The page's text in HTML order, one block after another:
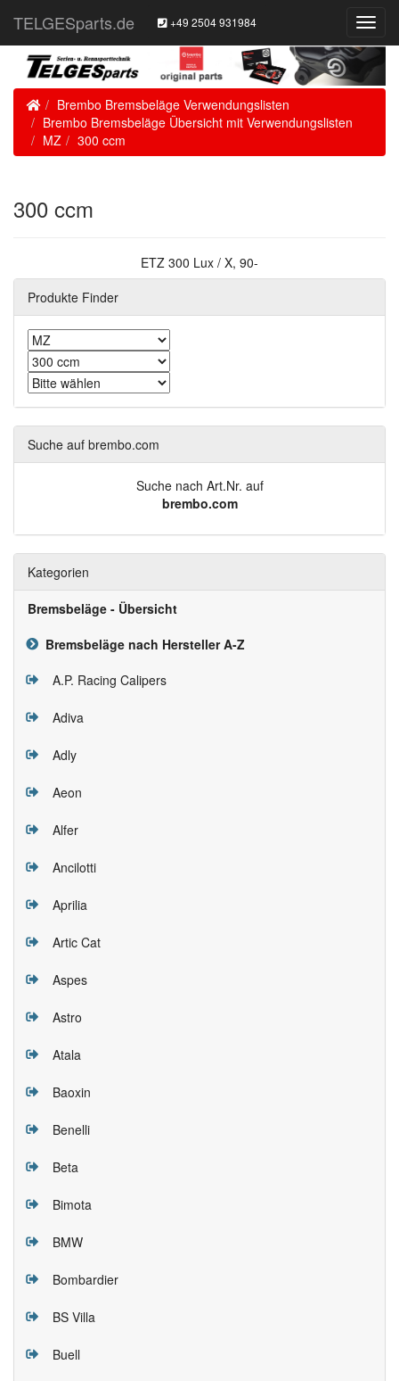
TELGESparts.de +49 2504 931984
HomeBrembo Bremsbeläge Verwendungslisten
Brembo Bremsbeläge Übersicht mit Verwendungslisten
MZ
300 ccm
300 ccm
ETZ 300 Lux / X, 90-
Produkte Finder
Suche auf brembo.com
Suche nach Art.Nr. auf
brembo.com
Kategorien
Bremsbeläge - Übersicht
Bremsbeläge nach Hersteller A-Z
A.P. Racing Calipers
Adiva
Adly
Aeon
Alfer
Ancilotti
Aprilia
Artic Cat
Aspes
Astro
Atala
Baoxin
Benelli
Beta
Bimota
BMW
Bombardier
BS Villa
Buell